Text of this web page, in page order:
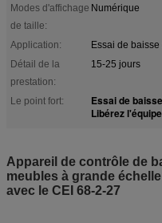
Modes d'affichage
de taille:
Numérique
Application:
Essai de
Détail de la
prestation:
15-25 jours
Le point fort: Essai de
Libérez
Appareil de contrôle de
meubles à grande
avec le CEI 68-2-27